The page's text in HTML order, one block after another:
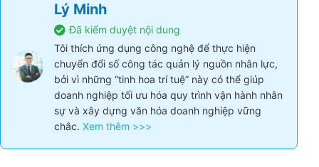
Lý Minh
Đã kiểm duyệt nội dung
Tôi thích ứng dụng công nghệ để thực hiện
chuyển đổi số công tác quản lý nguồn nhân lực,
bởi vì những “tinh hoa trí tuệ” này có thể giúp
doanh nghiệp tối ưu hóa quy trình vận hành nhân
sự và xây dựng văn hóa doanh nghiệp vững
chắc.Xem thêm >>>